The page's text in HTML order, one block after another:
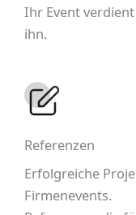
Ihr Event
ihn.
Referenzen
Erfolgreiche
Firmenevents.